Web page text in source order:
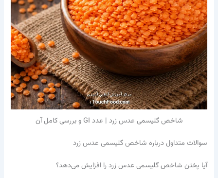
شاخص گلیسمی عدس زرد | عدد GI و بررسی کامل آن
سوالات متداول درباره شاخص گلیسمی عدس زرد
آیا پختن شاخص گلیسمی عدس زرد را افزایش می‌دهد؟